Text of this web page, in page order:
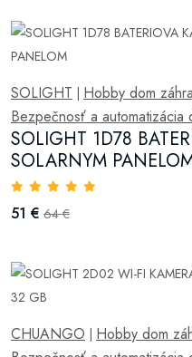
SOLIGHT Hobby dom
Bezpečnosť a automatizácia
SOLIGHT 1D78
SOLARNYM
51 € 64 €
CHUANGO Hobby dom